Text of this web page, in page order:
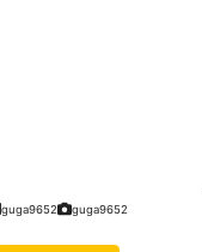
guga9652 guga9652